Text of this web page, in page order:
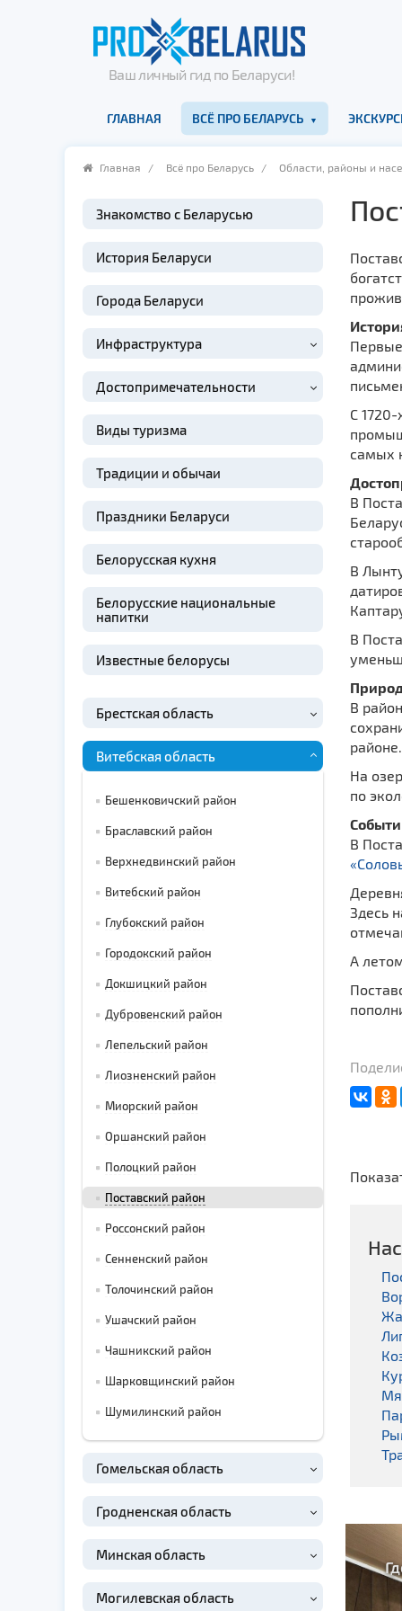
Ваш личный гид по Беларуси!
ГЛАВНАЯ ВСЁ ПРО БЕЛАРУСЬ
Главная / Всё про Беларусь / Области, районы и
Знакомство с Беларусью
История Беларуси
Города Беларуси
Инфраструктура
Достопримечательности
Виды туризма
Традиции и обычаи
Праздники Беларуси
Белорусская кухня
Белорусские национальные
напитки
Известные белорусы
Брестская область
Витебская область
Бешенковичский район
Браславский район
Верхнедвинский район
Витебский район
Глубокский район
Городокский район
Докшицкий район
Дубровенский район
Лепельский район
Лиозненский район
Миорский район
Оршанский район
Полоцкий район
Поставский район
Россонский район
Сенненский район
Толочинский район
Ушачский район
Чашникский район
Шарковщинский район
Шумилинский район
Гомельская область
Гродненская область
Минская область
Могилевская область
С
самых
В
В
В
В
районе.
На
по
В
Здесь
А